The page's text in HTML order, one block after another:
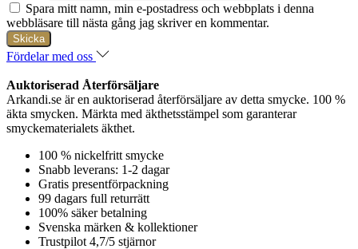
Spara mitt namn, min e-postadress och webbplats i denna
webbläsare till nästa gång jag skriver en kommentar.
Fördelar med oss
Auktoriserad Återförsäljare
Arkandi.se är en auktoriserad återförsäljare av detta smycke. 100 %
äkta smycken. Märkta med äkthetsstämpel som garanterar
smyckematerialets äkthet.
100 % nickelfritt smycke
Snabb leverans: 1-2 dagar
Gratis presentförpackning
99 dagars full returrätt
100% säker betalning
Svenska märken & kollektioner
Trustpilot 4,7/5 stjärnor